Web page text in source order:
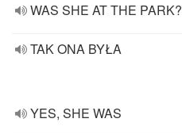
WAS SHE AT THE PARK?
TAK ONA BYŁA
YES, SHE WAS